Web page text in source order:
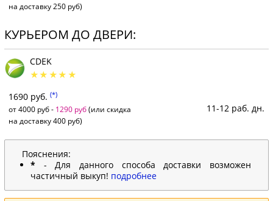
на доставку 250 руб)
КУРЬЕРОМ ДО ДВЕРИ:
CDEK
1690 руб. (*)
от 4000 руб - 1290 руб(или скидка
на доставку 400 руб)
11-12 раб. дн.
Пояснения:
* - Для данного способа доставки возможен
частичный выкуп! подробнее